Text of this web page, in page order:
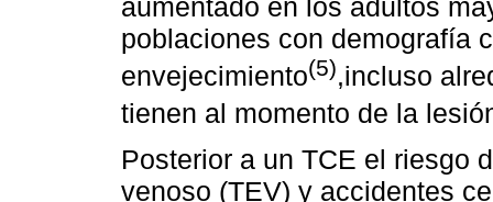
aumentado en los adultos
poblaciones con demografía
envejecimiento(5),incluso
tienen al momento de la
Posterior a un TCE el riesgo
venoso (TEV) y accidentes